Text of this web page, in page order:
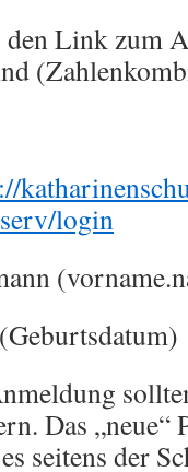
den Link zum
login
Das
seitens der